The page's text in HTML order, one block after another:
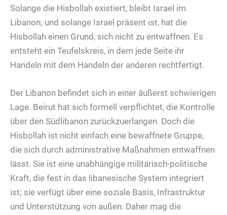
Solange die Hisbollah existiert, bleibt Israel im
Libanon; und solange Israel präsent ist, hat die
Hisbollah einen Grund, sich nicht zu entwaffnen. Es
entsteht ein Teufelskreis, in dem jede Seite ihr
Handeln mit dem Handeln der anderen rechtfertigt.
Der Libanon befindet sich in einer äußerst schwierigen
Lage. Beirut hat sich formell verpflichtet, die Kontrolle
über den Südlibanon zurückzuerlangen. Doch die
Hisbollah ist nicht einfach eine bewaffnete Gruppe,
die sich durch administrative Maßnahmen entwaffnen
lässt. Sie ist eine unabhängige militärisch-politische
Kraft, die fest in das libanesische System integriert
ist; sie verfügt über eine soziale Basis, Infrastruktur
und Unterstützung von außen. Daher mag die